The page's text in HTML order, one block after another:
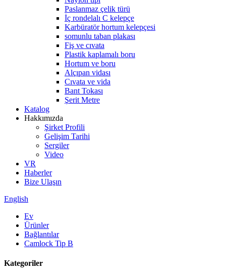
Paslanmaz çelik türü
İç rondelalı C kelepçe
Karbüratör hortum kelepçesi
somunlu taban plakası
Fiş ve cıvata
Plastik kaplamalı boru
Hortum ve boru
Alçıpan vidası
Cıvata ve vida
Bant Tokası
Şerit Metre
Katalog
Hakkımızda
Şirket Profili
Gelişim Tarihi
Sergiler
Video
VR
Haberler
Bize Ulaşın
English
Ev
Ürünler
Bağlantılar
Camlock Tip B
Kategoriler